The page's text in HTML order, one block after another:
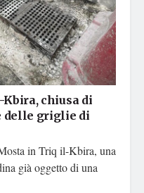
Kbira, chiusa di
delle griglie di
in Triq il-Kbira, una
già oggetto di una